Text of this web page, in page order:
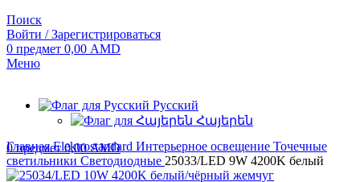
Поиск
Войти / Зарегистрироваться
0 предмет 0,00 AMD
Меню
Русский
Հայերեն
0предмет 0,00AMD
ГлавнаяElektrostandard Интерьерное освещение Точечные
светильники Светодиодные 25033/LED 9W 4200K белый